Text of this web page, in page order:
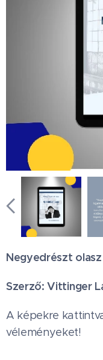
Negyedrészt
Szerző: Vittinger
A képekre
véleményeket!